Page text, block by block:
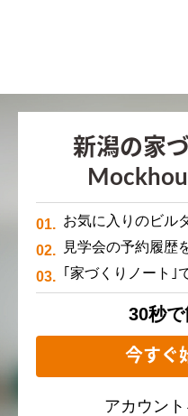
新潟の家
お気に入りのビル
見学会の予約履歴
｢家づくりノート｣
30秒で
今すぐ
アカウン